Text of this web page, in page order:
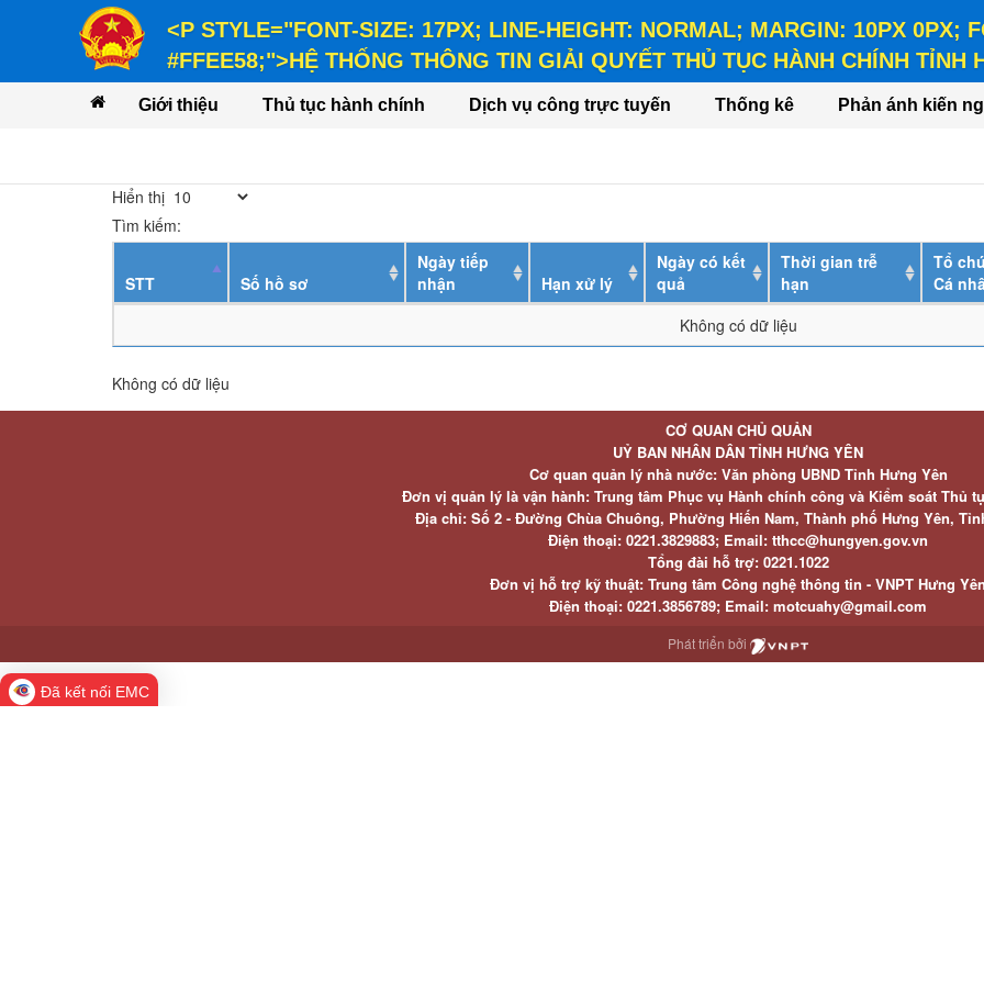
<P STYLE="FONT-SIZE: 17PX; LINE-HEIGHT: NORMAL; MARGIN: 10PX 0PX;
#FFEE58;">HỆ THỐNG THÔNG TIN GIẢI QUYẾT THỦ TỤC HÀNH CHÍNH TỈNH
<P STYLE="FONT-SIZE: 14PX; LINE-HEIGHT: NORMAL; MARGIN: 10PX 0PX; FONT-WEIGHT:
VỤ</P>
Giới thiệu Thủ tục hành chính Dịch vụ công trực tuyến Thống kê Phản ánh kiến
Hiển thị
Tìm kiếm:
STT Số hồ sơ
Ngày tiếp
nhận
Hạn xử lý
Ngày có kết
quả
Thời gian trễ
hạn
Tổ
Cá
Không có dữ liệu
Không có dữ liệu
CƠ QUAN CHỦ QUẢN
UỶ BAN NHÂN DÂN TỈNH HƯNG YÊN
Cơ quan quản lý nhà nước: Văn phòng UBND Tỉnh Hưng Yên
Đơn vị quản lý là vận hành: Trung tâm Phục vụ Hành chính công và Kiểm soát Thủ
Địa chỉ: Số 2 - Đường Chùa Chuông, Phường Hiến Nam, Thành phố Hưng Yên,
Điện thoại: 0221.3829883; Email: tthcc@hungyen.gov.vn
Tổng đài hỗ trợ: 0221.1022
Đơn vị hỗ trợ kỹ thuật: Trung tâm Công nghệ thông tin - VNPT Hưng Yên
Điện thoại: 0221.3856789; Email: motcuahy@gmail.com
Phát triển bởi
Đã kết nối EMC